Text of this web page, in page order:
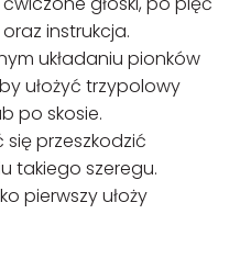
instrukcja.
układaniu pionków
ułożyć trzypolowy
po skosie.
przeszkodzić
takiego szeregu.
pierwszy ułoży